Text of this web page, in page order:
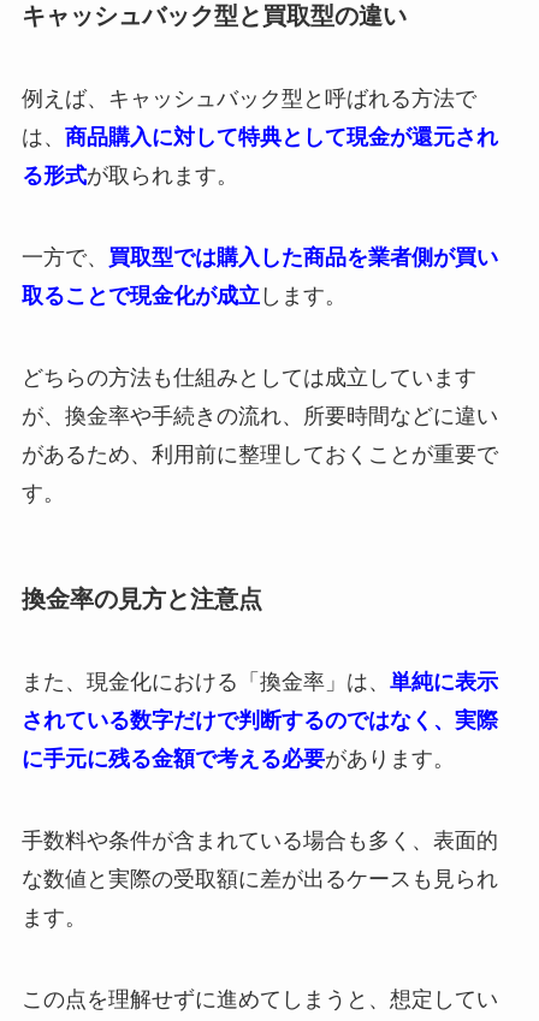
キャッシュバック型と買取型の違い
例えば、キャッシュバック型と呼ばれる方法で
は、 商品購入に対して特典として現金が還元され
る形式が取られます。
一方で、 買取型では購入した商品を業者側が買い
取ることで現金化が成立 します。
どちらの方法も仕組みとしては成立しています
が、換金率や手続きの流れ、所要時間などに違い
があるため、利用前に整理しておくことが重要で
す。
換金率の見方と注意点
また、現金化における「換金率」は、 単純に表示
されている数字だけで判断するのではなく、実際
に手元に残る金額で考える必要があります。
手数料や条件が含まれている場合も多く、表面的
な数値と実際の受取額に差が出るケースも見られ
ます。
この点を理解せずに進めてしまうと、想定してい